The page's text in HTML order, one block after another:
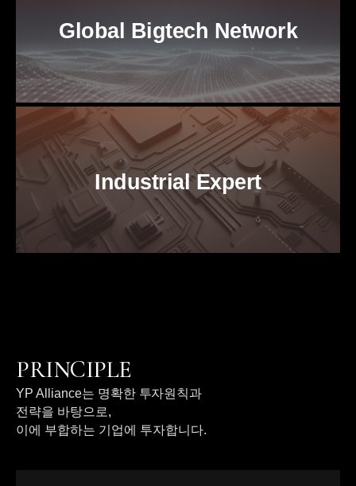
Global Bigtech Network
Industrial Expert
PRINCIPLE
YP Alliance는 명확한 투자원칙과
전략을 바탕으로,
이에 부합하는 기업에 투자합니다.